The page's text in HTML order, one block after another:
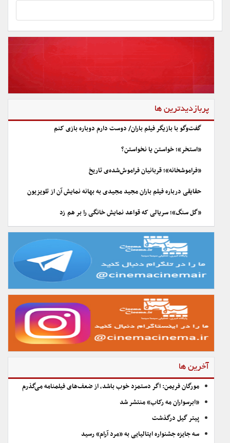
پربازدیدترین ها
گفت‌وگو با بازیگر فیلم باران/ دوست دارم دوباره بازی کنم
«استخر»؛ خواستن یا نخواستن؟
«فراموشخانه»؛ قربانیان فراموش‌شده‌ی تاریخ
حقایقی درباره فیلم باران مجید مجیدی به بهانه نمایش آن از تلویزیون
«گل سنگ»؛ سریالی که قواعد نمایش خانگی را بر هم زد
آخرین ها
مورگان فریمن: اگر دستمزد خوب باشد، از ضعف‌های فیلمنامه می‌گذرم
«ابرسواران مه رکاب» منتشر شد
پیتر گیل درگذشت
سه جایزه جشنواره ایتالیایی به «مرد آرام» رسید